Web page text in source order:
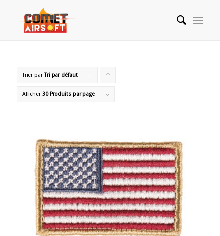
Trier parTri par défaut
en
ordre
ascendant
Afficher30 Produits par page